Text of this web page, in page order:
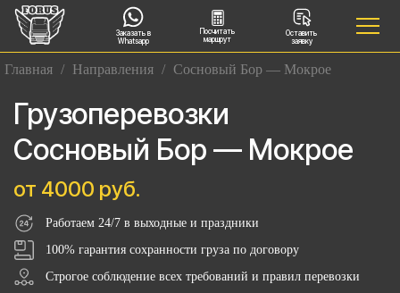
Заказать в
Whatsapp
Посчитать
маршрут
Оставить
заявку
Главная / Направления / Сосновый Бор — Мокрое
Грузоперевозки
Сосновый Бор — Мокрое
от 4000 руб.
Работаем 24/7 в выходные и праздники
100% гарантия сохранности груза по договору
Строгое соблюдение всех требований и правил перевозки